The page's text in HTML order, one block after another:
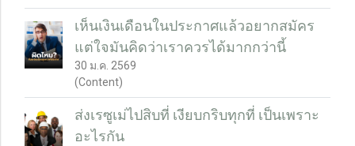
เห็นเงินเดือนในประกาศแล้วอยากสมัคร
แต่ใจมันคิดว่าเราควรได้มากกว่านี้
30 ม.ค. 2569
(Content)
ส่งเรซูเม่ไปสิบที่ เงียบกริบทุกที่ เป็นเพราะ
อะไรกัน